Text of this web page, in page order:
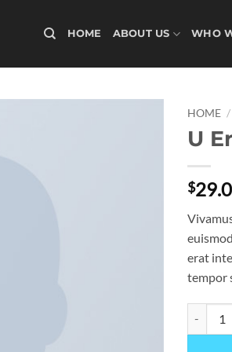
HOME ABOUT US WHO
HOME /
U
$
erat
tempor